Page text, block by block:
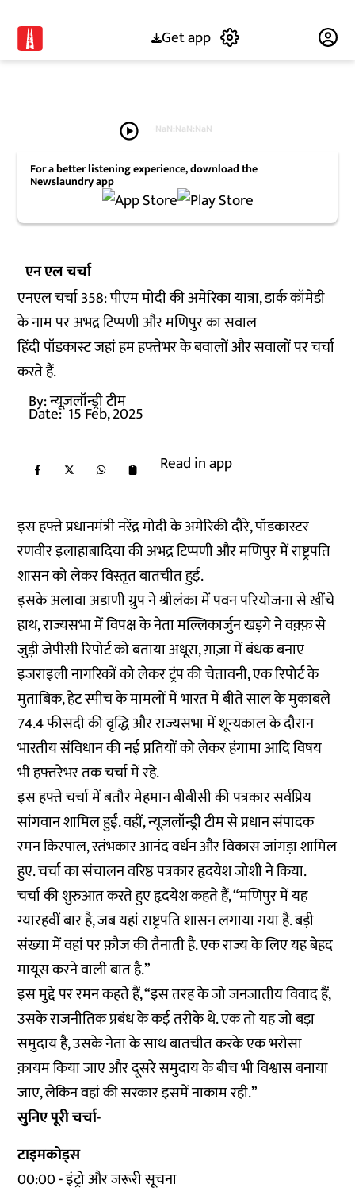
Get app
play_circle -NaN:NaN:NaN
For a better listening experience, download the
Newslaundry app
एन एल चर्चा
एनएल चर्चा 358: पीएम मोदी की अमेरिका यात्रा, डार्क कॉमेडी
के नाम पर अभद्र टिप्पणी और मणिपुर का सवाल
हिंदी पॉडकास्ट जहां हम हफ्तेभर के बवालों और सवालों पर चर्चा
करते हैं.
By:न्यूज़लॉन्ड्री टीम
Date: 15 Feb, 2025
Read in app
इस हफ्ते प्रधानमंत्री नरेंद्र मोदी के अमेरिकी दौरे, पॉडकास्टर
रणवीर इलाहाबादिया की अभद्र टिप्पणी और मणिपुर में राष्ट्रपति
शासन को लेकर विस्तृत बातचीत हुई.
इसके अलावा अडाणी ग्रुप ने श्रीलंका में पवन परियोजना से खींचे
हाथ, राज्यसभा में विपक्ष के नेता मल्लिकार्जुन खड़गे ने वक़्फ़ से
जुड़ी जेपीसी रिपोर्ट को बताया अधूरा, ग़ाज़ा में बंधक बनाए
इजराइली नागरिकों को लेकर ट्रंप की चेतावनी, एक रिपोर्ट के
मुताबिक, हेट स्पीच के मामलों में भारत में बीते साल के मुकाबले
74.4 फीसदी की वृद्धि और राज्यसभा में शून्यकाल के दौरान
भारतीय संविधान की नई प्रतियों को लेकर हंगामा आदि विषय
भी हफ्तरेभर तक चर्चा में रहे.
इस हफ्ते चर्चा में बतौर मेहमान बीबीसी की पत्रकार सर्वप्रिय
सांगवान शामिल हुईं. वहीं, न्यूज़लॉन्ड्री टीम से प्रधान संपादक
रमन किरपाल, स्तंभकार आनंद वर्धन और विकास जांगड़ा शामिल
हुए. चर्चा का संचालन वरिष्ठ पत्रकार हृदयेश जोशी ने किया.
चर्चा की शुरुआत करते हुए हृदयेश कहते हैं, “मणिपुर में यह
ग्यारहवीं बार है, जब यहां राष्ट्रपति शासन लगाया गया है. बड़ी
संख्या में वहां पर फ़ौज की तैनाती है. एक राज्य के लिए यह बेहद
मायूस करने वाली बात है.”
इस मुद्दे पर रमन कहते हैं, “इस तरह के जो जनजातीय विवाद हैं,
उसके राजनीतिक प्रबंध के कई तरीके थे. एक तो यह जो बड़ा
समुदाय है, उसके नेता के साथ बातचीत करके एक भरोसा
क़ायम किया जाए और दूसरे समुदाय के बीच भी विश्वास बनाया
जाए, लेकिन वहां की सरकार इसमें नाकाम रही.”
सुनिए पूरी चर्चा-
टाइमकोड्स
00:00 - इंट्रो और जरूरी सूचना